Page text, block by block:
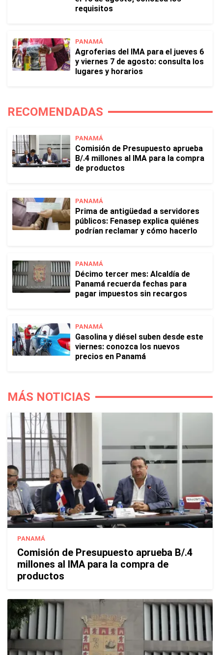
requisitos
PANAMÁ
Agroferias del IMA para el jueves 6
y viernes 7 de agosto: consulta los
lugares y horarios
RECOMENDADAS
PANAMÁ
Comisión de Presupuesto aprueba
B/.4 millones al IMA para la compra
de productos
PANAMÁ
Prima de antigüedad a servidores
públicos: Fenasep explica quiénes
podrían reclamar y cómo hacerlo
PANAMÁ
Décimo tercer mes: Alcaldía de
Panamá recuerda fechas para
pagar impuestos sin recargos
PANAMÁ
Gasolina y diésel suben desde este
viernes: conozca los nuevos
precios en Panamá
MÁS NOTICIAS
PANAMÁ
Comisión de Presupuesto aprueba B/.4
millones al IMA para la compra de
productos